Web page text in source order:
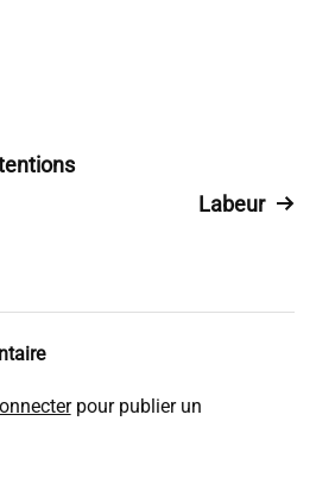
Labeur
pour publier un